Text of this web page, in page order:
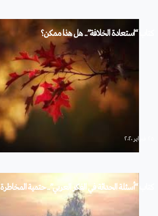
كتاب “استعادة الخلافة”.. هل هذا ممكن؟
كتاب “أسئلة الحداثة في الفكر العربي”.. حتمية المخاطرة